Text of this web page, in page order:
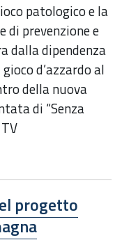
patologico e la
di prevenzione e
dalla dipendenza
d’azzardo al
della nuova
di “Senza
progetto